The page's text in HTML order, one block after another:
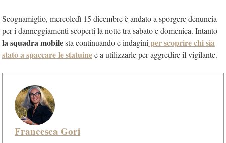
Scognamiglio, mercoledì 15 dicembre è andato a sporgere denuncia
per i danneggiamenti scoperti la notte tra sabato e domenica. Intanto
la squadra mobilesta continuando e indagini per scoprire chi sia
stato a spaccare le statuinee a utilizzarle per aggredire il vigilante.
Francesca Gori